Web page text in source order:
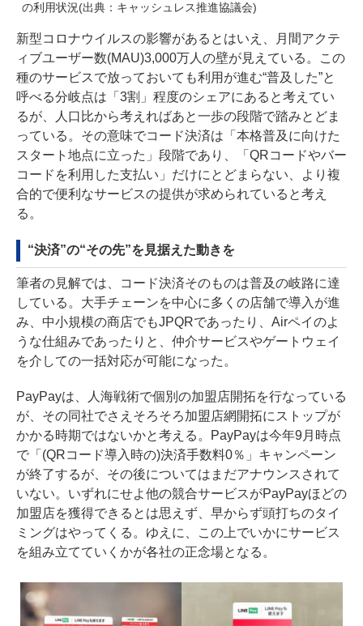
の利用状況(出典：キャッシュレス推進協議会)
新型コロナウイルスの影響があるとはいえ、月間アクテ
ィブユーザー数(MAU)3,000万人の壁が見えている。この
種のサービスで放っておいても利用が進む“普及した”と
呼べる分岐点は「3割」程度のシェアにあると考えてい
るが、人口比から考えればあと一歩の段階で踏みとどま
っている。その意味でコード決済は「本格普及に向けた
スタート地点に立った」段階であり、「QRコードやバー
コードを利用した支払い」だけにとどまらない、より複
合的で便利なサービスの提供が求められていると考え
る。
“決済”の“その先”を見据えた動きを
筆者の見解では、コード決済そのものは普及の岐路に達
している。大手チェーンを中心に多くの店舗で導入が進
み、中小規模の商店でもJPQRであったり、 Airペイのよ
うな仕組みであったりと、仲介サービスやゲートウェイ
を介しての一括対応が可能になった。
PayPayは、人海戦術で個別の加盟店開拓を行なっている
が、その同社でさえそろそろ加盟店網開拓にストップが
かかる時期ではないかと考える。PayPayは今年9月時点
で「(QRコード導入時の)決済手数料0％」キャンペーン
が終了するが、その後についてはまだアナウンスされて
いない。いずれにせよ他の競合サービスがPayPayほどの
加盟店を獲得できるとは思えず、早からず頭打ちのタイ
ミングはやってくる。ゆえに、この上でいかにサービス
を組み立てていくかが各社の正念場となる。